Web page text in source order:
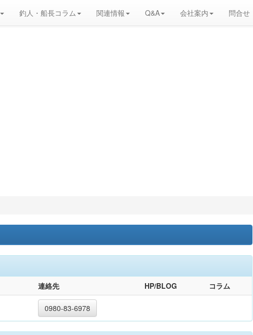
釣人・船長コラム 関連情報 Q&A 会社案内 問合せ
連絡先 HP/BLOG
コラム
0980-83-6978